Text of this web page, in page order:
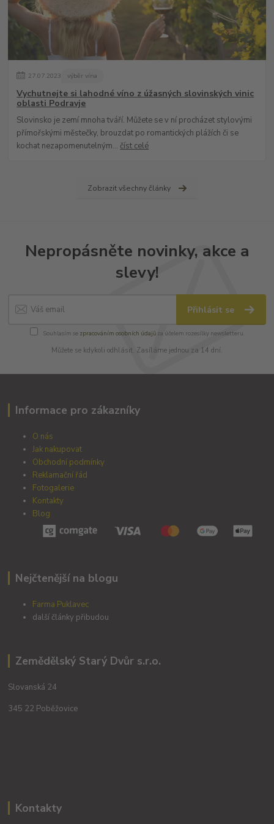
27.07.2023 výběr vína
Vychutnejte si lahodné víno z úžasných slovinských vinic
oblasti Podravje
Slovinsko je zemí mnoha tváří. Můžete se v ní procházet stylovými
přímořskými městečky, brouzdat po romantických plážích či se
kochat nezapomenutelným... číst celé
Zobrazit všechny články
Nepropásněte novinky, akce a
slevy!
Přihlásit se
Souhlasím se zpracováním osobních údajůza účelem rozesílky newsletteru.
Můžete se kdykoli odhlásit. Zasíláme jednou za 14 dní.
Informace pro zákazníky
O nás
Jak nakupovat
Obchodní podmínky
Reklamační řád
Fotogalerie
Kontakty
Blog
Nejčtenější na blogu
Farma Puklavec
další články přibudou
Zemědělský Starý Dvůr s.r.o.
Slovanská 24
345 22 Poběžovice
Kontakty